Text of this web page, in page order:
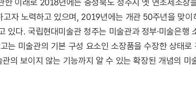
이래로 2018년에는 충청북도 청주시 옛 연초제조창
자 노력하고 있으며, 2019년에는 개관 50주년을 맞
있다. 국립현대미술관 청주는 미술관과 정부·미술은행
는 미술관의 기본 구성 요소인 소장품을 수장한 상태
의 보이지 않는 기능까지 알 수 있는 확장된 개념의 미